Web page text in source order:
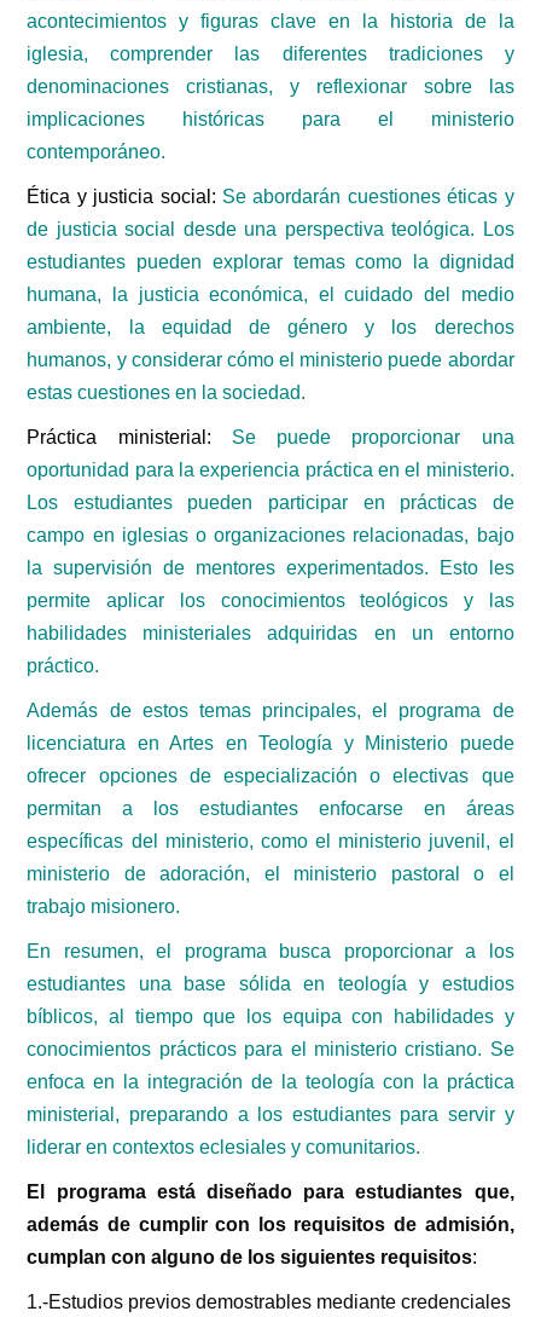
acontecimientos y figuras clave en la historia de la
iglesia, comprender las diferentes tradiciones y
denominaciones cristianas, y reflexionar sobre las
implicaciones históricas para el ministerio
contemporáneo.
Ética y justicia social: Se abordarán cuestiones éticas y
de justicia social desde una perspectiva teológica. Los
estudiantes pueden explorar temas como la dignidad
humana, la justicia económica, el cuidado del medio
ambiente, la equidad de género y los derechos
humanos, y considerar cómo el ministerio puede abordar
estas cuestiones en la sociedad.
Práctica ministerial: Se puede proporcionar una
oportunidad para la experiencia práctica en el ministerio.
Los estudiantes pueden participar en prácticas de
campo en iglesias o organizaciones relacionadas, bajo
la supervisión de mentores experimentados. Esto les
permite aplicar los conocimientos teológicos y las
habilidades ministeriales adquiridas en un entorno
práctico.
Además de estos temas principales, el programa de
licenciatura en Artes en Teología y Ministerio puede
ofrecer opciones de especialización o electivas que
permitan a los estudiantes enfocarse en áreas
específicas del ministerio, como el ministerio juvenil, el
ministerio de adoración, el ministerio pastoral o el
trabajo misionero.
En resumen, el programa busca proporcionar a los
estudiantes una base sólida en teología y estudios
bíblicos, al tiempo que los equipa con habilidades y
conocimientos prácticos para el ministerio cristiano. Se
enfoca en la integración de la teología con la práctica
ministerial, preparando a los estudiantes para servir y
liderar en contextos eclesiales y comunitarios.
El programa está diseñado para estudiantes que,
además de cumplir con los requisitos de admisión,
cumplan con alguno de los siguientes requisitos:
1.-Estudios previos demostrables mediante credenciales